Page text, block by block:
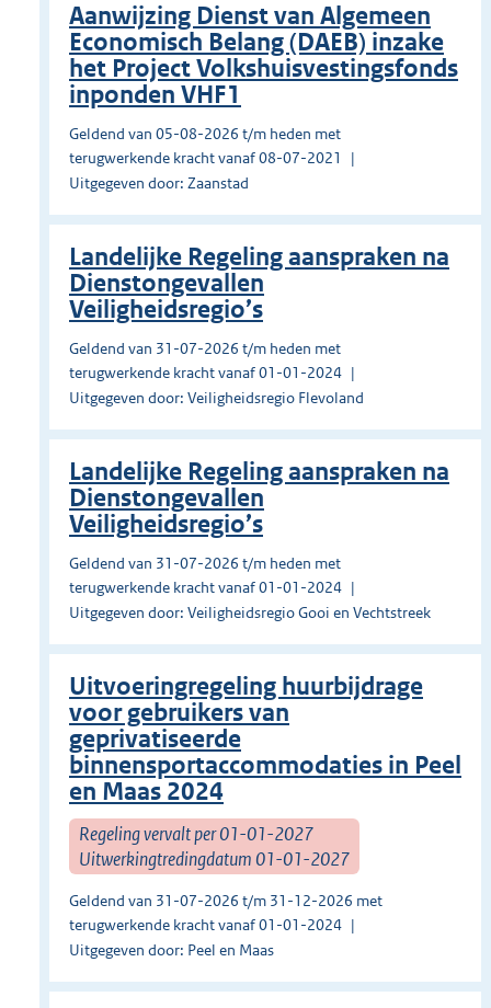
Aanwijzing Dienst van Algemeen
Economisch Belang (DAEB) inzake
het Project Volkshuisvestingsfonds
inponden VHF1
Geldend van 05-08-2026 t/m heden met
terugwerkende kracht vanaf 08-07-2021
Uitgegeven door: Zaanstad
Landelijke Regeling aanspraken na
Dienstongevallen
Veiligheidsregio’s
Geldend van 31-07-2026 t/m heden met
terugwerkende kracht vanaf 01-01-2024
Uitgegeven door: Veiligheidsregio Flevoland
Landelijke Regeling aanspraken na
Dienstongevallen
Veiligheidsregio’s
Geldend van 31-07-2026 t/m heden met
terugwerkende kracht vanaf 01-01-2024
Uitgegeven door: Veiligheidsregio Gooi en Vechtstreek
Uitvoeringregeling huurbijdrage
voor gebruikers van
geprivatiseerde
binnensportaccommodaties in Peel
en Maas 2024
Regeling vervalt per 01-01-2027
Uitwerkingtredingdatum 01-01-2027
Geldend van 31-07-2026 t/m 31-12-2026 met
terugwerkende kracht vanaf 01-01-2024
Uitgegeven door: Peel en Maas